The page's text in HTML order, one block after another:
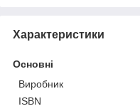
Характеристики
Основні
Виробник
ISBN